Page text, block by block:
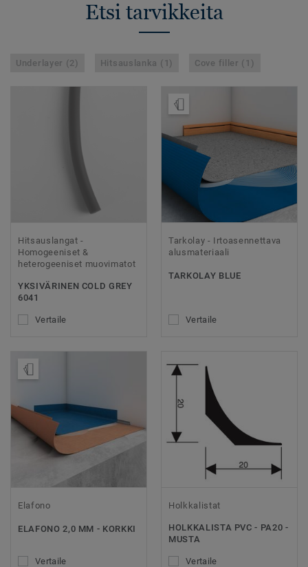
Etsi tarvikkeita
Underlayer (2) Hitsauslanka (1) Cove filler (1)
Hitsauslangat -
Homogeeniset &
heterogeeniset muovimatot
YKSIVÄRINEN COLD GREY
6041
Vertaile
Tarkolay - Irtoasennettava
alusmateriaali
TARKOLAY BLUE
Vertaile
Elafono
ELAFONO 2,0 MM - KORKKI
Vertaile
Holkkalistat
HOLKKALISTA PVC - PA20 -
MUSTA
Vertaile